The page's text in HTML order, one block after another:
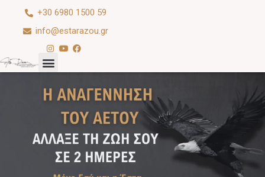
+30 6980 1500 59
info@estarazou.gr